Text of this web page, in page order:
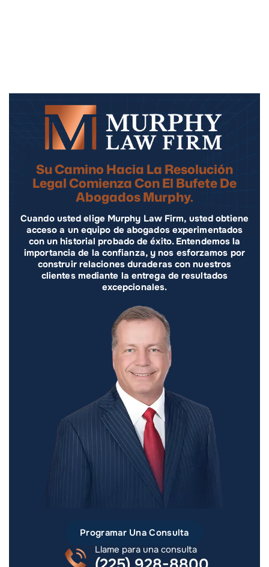
Su Camino Hacia La Resolución
Legal Comienza Con El Bufete De
Abogados Murphy.
Cuando usted elige Murphy Law Firm, usted obtiene
acceso a un equipo de abogados experimentados
con un historial probado de éxito. Entendemos la
importancia de la confianza, y nos esforzamos por
construir relaciones duraderas con nuestros
clientes mediante la entrega de resultados
excepcionales.
Programar Una Consulta
Llame para una consulta